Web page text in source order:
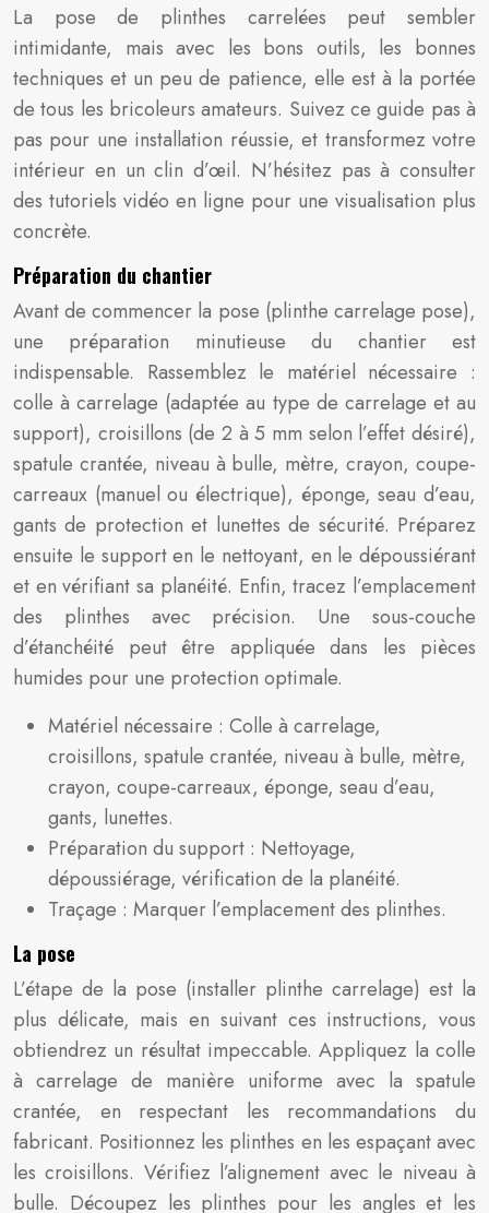
La pose de plinthes carrelées peut sembler
intimidante, mais avec les bons outils, les bonnes
techniques et un peu de patience, elle est à la portée
de tous les bricoleurs amateurs. Suivez ce guide pas à
pas pour une installation réussie, et transformez votre
intérieur en un clin d’œil. N’hésitez pas à consulter
des tutoriels vidéo en ligne pour une visualisation plus
concrète.
Préparation du chantier
Avant de commencer la pose (plinthe carrelage pose),
une préparation minutieuse du chantier est
indispensable. Rassemblez le matériel nécessaire :
colle à carrelage (adaptée au type de carrelage et au
support), croisillons (de 2 à 5 mm selon l’effet désiré),
spatule crantée, niveau à bulle, mètre, crayon, coupe-
carreaux (manuel ou électrique), éponge, seau d’eau,
gants de protection et lunettes de sécurité. Préparez
ensuite le support en le nettoyant, en le dépoussiérant
et en vérifiant sa planéité. Enfin, tracez l’emplacement
des plinthes avec précision. Une sous-couche
d’étanchéité peut être appliquée dans les pièces
humides pour une protection optimale.
Matériel nécessaire : Colle à carrelage,
croisillons, spatule crantée, niveau à bulle, mètre,
crayon, coupe-carreaux, éponge, seau d’eau,
gants, lunettes.
Préparation du support : Nettoyage,
dépoussiérage, vérification de la planéité.
Traçage : Marquer l’emplacement des plinthes.
La pose
L’étape de la pose (installer plinthe carrelage) est la
plus délicate, mais en suivant ces instructions, vous
obtiendrez un résultat impeccable. Appliquez la colle
à carrelage de manière uniforme avec la spatule
crantée, en respectant les recommandations du
fabricant. Positionnez les plinthes en les espaçant avec
les croisillons. Vérifiez l’alignement avec le niveau à
bulle. Découpez les plinthes pour les angles et les